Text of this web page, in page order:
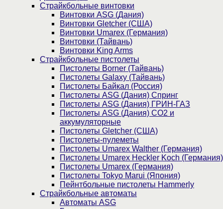
Страйкбольные винтовки
Винтовки ASG (Дания)
Винтовки Gletcher (США)
Винтовки Umarex (Германия)
Винтовки (Тайвань)
Винтовки King Arms
Страйкбольные пистолеты
Пистолеты Borner (Тайвань)
Пистолеты Galaxy (Тайвань)
Пистолеты Байкал (Россия)
Пистолеты ASG (Дания) Спринг
Пистолеты ASG (Дания) ГРИН-ГАЗ
Пистолеты ASG (Дания) CO2 и
аккумуляторные
Пистолеты Gletcher (США)
Пистолеты-пулеметы
Пистолеты Umarex Walther (Германия)
Пистолеты Umarex Heckler Koch (Германия)
Пистолеты Umarex (Германия)
Пистолеты Tokyo Marui (Япония)
Пейнтбольные пистолеты Hammerly
Страйкбольные автоматы
Автоматы ASG